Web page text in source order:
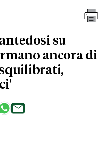
Tube
su
ancora di